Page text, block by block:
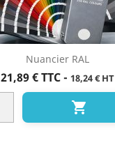
Nuancier RAL
Prix
21,89 € TTC- 18,24 € HT
